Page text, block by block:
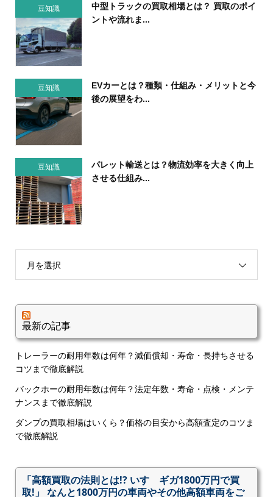
豆知識
中型トラックの買取相場とは？ 買取のポイ
ントや流れま...
豆知識
EVカーとは？種類・仕組み・メリットと今
後の展望をわ...
豆知識
パレット輸送とは？物流効率を大きく向上
させる仕組み...
月を選択
最新の記事
トレーラーの耐用年数は何年？減価償却・寿命・長持ちさせる
コツまで徹底解説
バックホーの耐用年数は何年？法定年数・寿命・点検・メンテ
ナンスまで徹底解説
ダンプの買取相場はいくら？価格の目安から高額査定のコツま
で徹底解説
「高額買取の法則とは!? いすゞギガ1800万円で買
取!」 なんと1800万円の車両やその他高額車両をご